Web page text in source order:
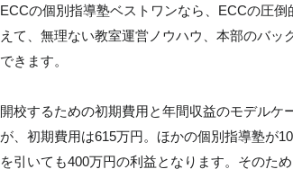
ECCの個別指導塾ベストワンなら、ECCの圧
えて、無理ない教室運営ノウハウ、本部のバ
できます。
開校するための初期費用と年間収益のモデル
が、初期費用は615万円。ほかの個別指導塾が
を引いても400万円の利益となります。そのた